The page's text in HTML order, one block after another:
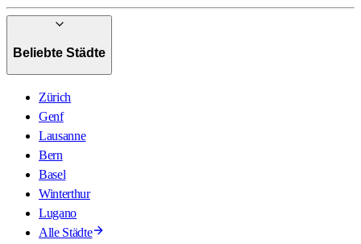
Beliebte Städte
Zürich
Genf
Lausanne
Bern
Basel
Winterthur
Lugano
Alle Städte